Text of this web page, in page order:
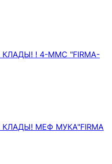
делом, наш
Березники
- WILD SEX 1000W (